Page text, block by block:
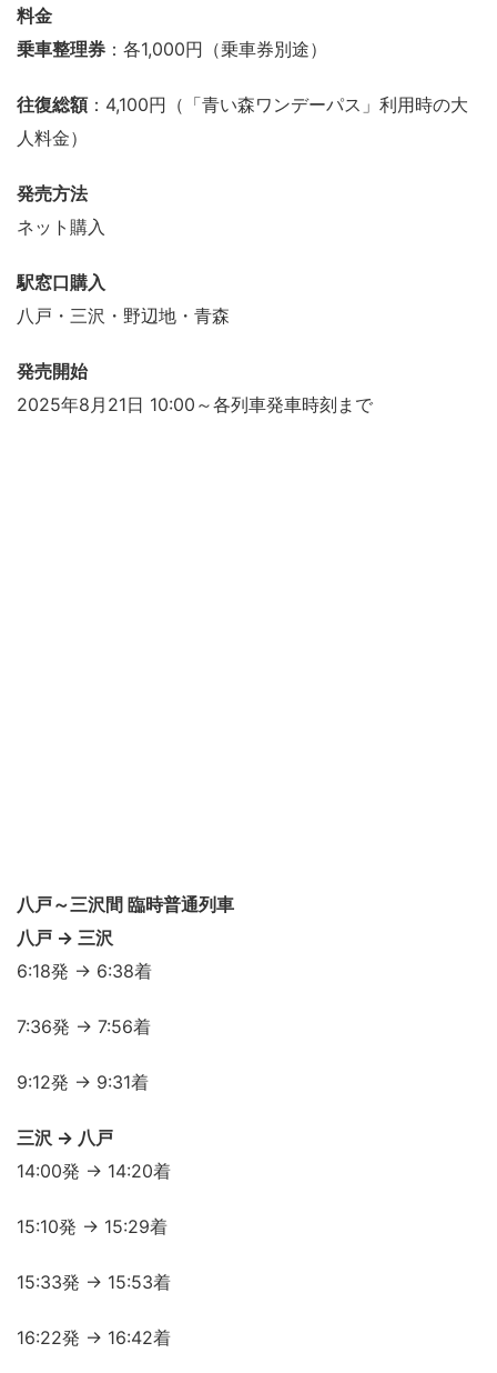
料金
乗車整理券 ：各1,000円（乗車券別途）
往復総額：4,100円（「青い森ワンデーパス」利用時の大
人料金）
発売方法
ネット購入
駅窓口購入
八戸・三沢・野辺地・青森
発売開始
2025年8月21日 10:00～各列車発車時刻まで
八戸～三沢間 臨時普通列車
八戸 → 三沢
6:18発 → 6:38着
7:36発 → 7:56着
9:12発 → 9:31着
三沢 → 八戸
14:00発 → 14:20着
15:10発 → 15:29着
15:33発 → 15:53着
16:22発 → 16:42着